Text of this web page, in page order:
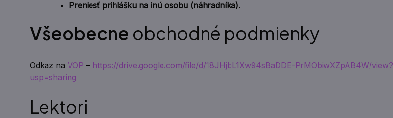
Preniesť prihlášku na inú osobu (náhradníka).
Všeobecne obchodné podmienky
Odkaz na VOP – https://drive.google.com/file/d/18JHjbL1Xw94sBaDDE-PrMObiwXZpAB4W/view?
usp=sharing
Lektori